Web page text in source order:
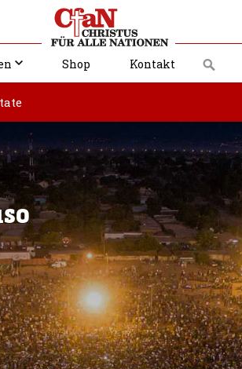
Shop Kontakt